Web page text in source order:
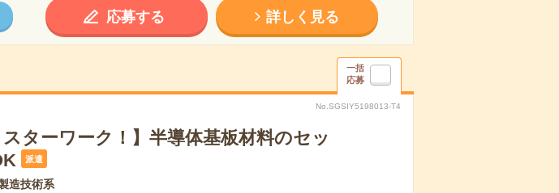
応募する 詳しく見る
一括
応募
No.SGSIY5198013-T4
スターワーク！】半導体基板材料のセッ
派遣
造技術系